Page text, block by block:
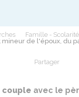
Famille - Scolarité
de l'époux, du
Partager
couple avec le